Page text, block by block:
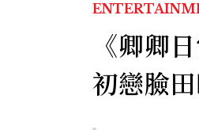
《卿卿
初戀臉